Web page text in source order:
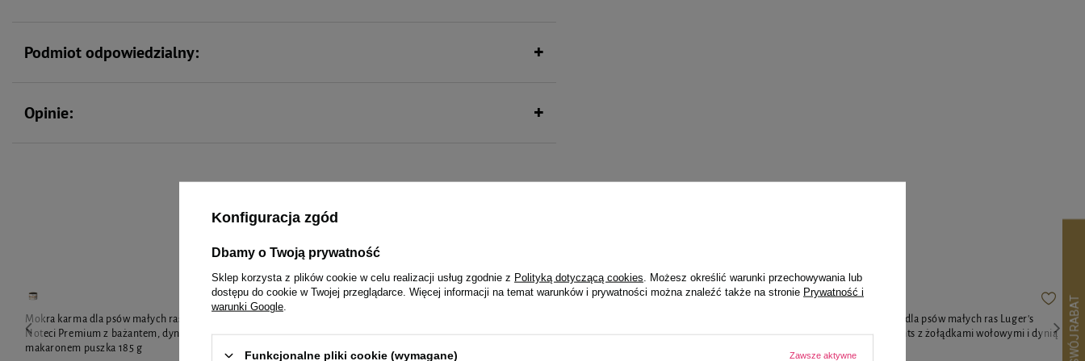
Podmiot odpowiedzialny:
Opinie:
To także ucieszy Twojego pupila
Mokra karma dla psów małych ras Dolina
Noteci Premium z bażantem, dynią i
makaronem puszka 185 g
Karma mokra dla psów małych ras Luger's
Little's Moments z żołądkami wołowymi i dynią
Konfiguracja zgód
Dbamy o Twoją prywatność
Sklep korzysta z plików cookie w celu realizacji usług zgodnie z Polityką dotyczącą cookies . Możesz określić warunki przechowywania lub
dostępu do cookie w Twojej przeglądarce. Więcej informacji na temat warunków i prywatności można znaleźć także na stronie Prywatność i
warunki Google
Funkcjonalne pliki cookie (wymagane) Zawsze aktywne